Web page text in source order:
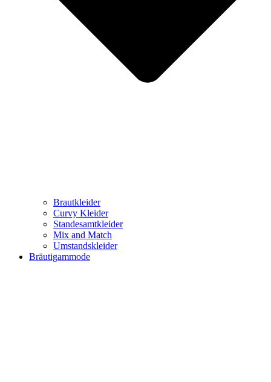
Brautkleider
Curvy Kleider
Standesamtkleider
Mix and Match
Umstandskleider
Bräutigammode